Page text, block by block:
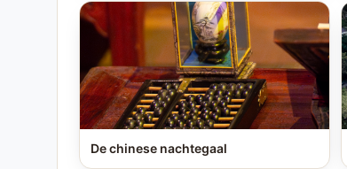
De chinese nachtegaal